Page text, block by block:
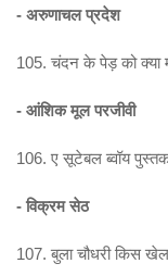
- अरुणाचल प्रदेश
105. चंदन के पेड़ को क्या
- आंशिक मूल परजीवी
106. ए सूटेबल ब्वॉय
- विक्रम सेठ
107. बुला चौधरी किस